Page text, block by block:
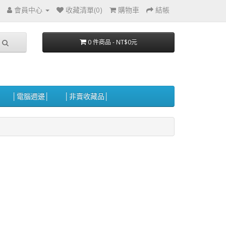
會員中心 收藏清單(0) 購物車 結帳
0 件商品 - NT$0元
│電腦週邊│ │非賣收藏品│